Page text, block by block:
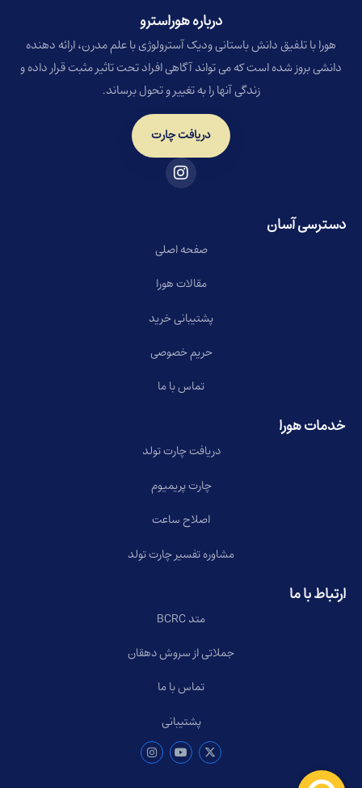
درباره هوراسترو​
هورا با تلفیق دانش باستانی ودیک آسترولوژی با علم مدرن، ارائه دهنده
دانشی بروز شده است که می تواند آگاهی افراد تحت تاثیر مثبت قرار داده و
زندگی آنها را به تغییر و تحول برساند.
دریافت چارت
دسترسی آسان
صفحه اصلی
مقالات هورا
پشتیبانی خرید
حریم خصوصی
تماس با ما
خدمات هورا
دریافت چارت تولد
چارت پریمیوم
اصلاح ساعت
مشاوره تفسیر چارت تولد
ارتباط با ما
متد BCRC
جملاتی از سروش دهقان
تماس با ما
پشتیبانی